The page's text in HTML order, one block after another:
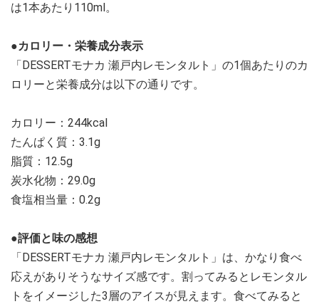
は1本あたり110ml。
●カロリー・栄養成分表示
「DESSERTモナカ 瀬戸内レモンタルト」の1個あたりのカ
ロリーと栄養成分は以下の通りです。
カロリー：244kcal
たんぱく質：3.1g
脂質：12.5g
炭水化物：29.0g
食塩相当量：0.2g
●評価と味の感想
「DESSERTモナカ 瀬戸内レモンタルト」は、かなり食べ
応えがありそうなサイズ感です。割ってみるとレモンタル
トをイメージした3層のアイスが見えます。食べてみると